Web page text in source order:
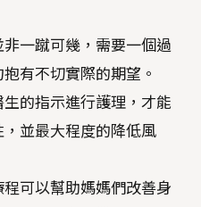
一蹴可幾，需要一個過
有不切實際的期望。
的指示進行護理，才能
並最大程度的降低風
可以幫助媽媽們改善身